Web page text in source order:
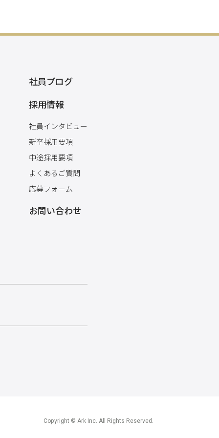
社員ブログ
採用情報
社員インタビュー
新卒採用要項
中途採用要項
よくあるご質問
応募フォーム
お問い合わせ
Copyright © Ark Inc. All Rights Reserved.